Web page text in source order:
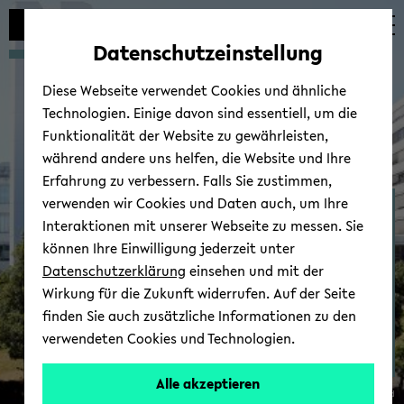
Automatische
vermeiden
zum
wechseln
zum
wechseln
zum
wechseln
Dr. Anna Wel­ping­hus
© Uni­ver­si­tät Bie­le­feld
Datenschutzeinstellung
Diese Webseite verwendet Cookies und ähnliche
Technologien. Einige davon sind essentiell, um die
Funktionalität der Website zu gewährleisten,
während andere uns helfen, die Website und Ihre
Erfahrung zu verbessern. Falls Sie zustimmen,
verwenden wir Cookies und Daten auch, um Ihre
Interaktionen mit unserer Webseite zu messen. Sie
können Ihre Einwilligung jederzeit unter
Datenschutzerklärung einsehen und mit der
Wirkung für die Zukunft widerrufen. Auf der Seite
finden Sie auch zusätzliche Informationen zu den
verwendeten Cookies und Technologien.
Alle akzeptieren